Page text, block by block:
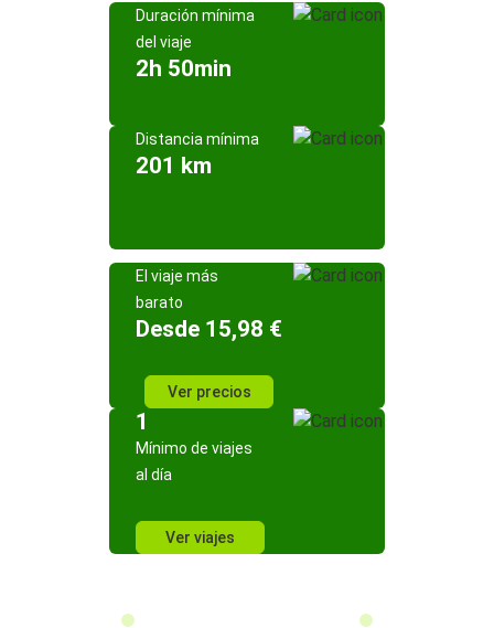
Duración mínima
del viaje
2h 50min
Distancia mínima
201 km
El viaje más
barato
Desde 15,98 €
Ver precios
1
Mínimo de viajes
al día
Ver viajes